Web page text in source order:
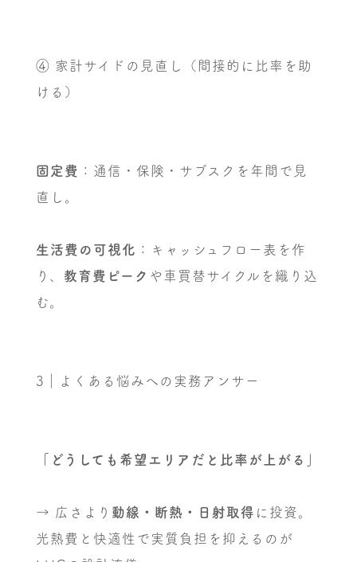
④ 家計サイドの見直し（間接的に比率を助
ける）
固定費 ：通信・保険・サブスクを年間で見
直し。
生活費の可視化 ：キャッシュフロー表を作
り、 教育費ピーク や車買替サイクルを織り込
む。
3｜よくある悩みへの実務アンサー
「どうしても希望エリアだと比率が上がる」
→ 広さより 動線・断熱・日射取得 に投資。
光熱費と快適性で実質負担を抑えるのが